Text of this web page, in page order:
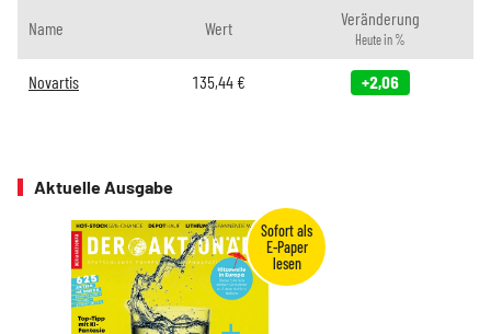
Name Wert Veränderung
Heute in %
Novartis 135,44€ +2,06
Aktuelle Ausgabe